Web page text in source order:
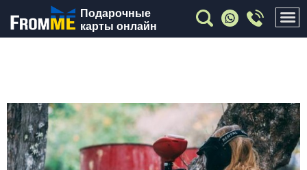
Подарочные
карты онлайн